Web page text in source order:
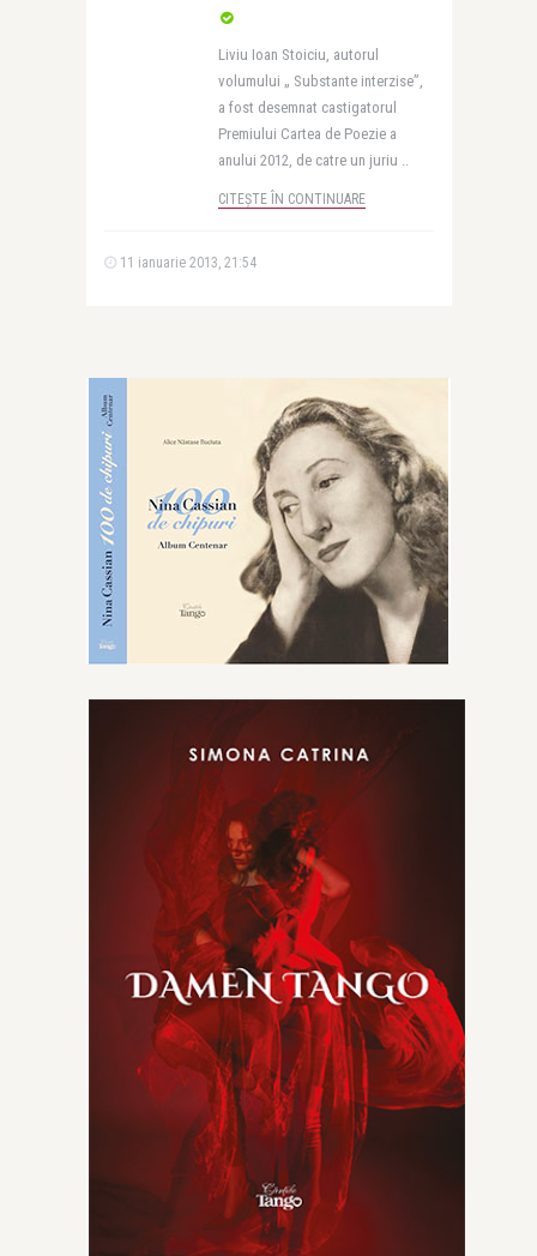
Liviu Ioan Stoiciu, autorul
volumului „ Substante interzise”,
a fost desemnat castigatorul
Premiului Cartea de Poezie a
anului 2012, de catre un juriu ..
CITEȘTE ÎN CONTINUARE
11 ianuarie 2013, 21:54